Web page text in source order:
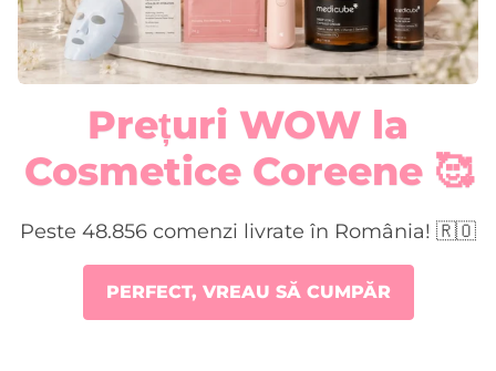
Prețuri WOW la
Cosmetice Coreene 🥰
Peste 48.856 comenzi livrate în România! 🇷🇴
PERFECT, VREAU SĂ CUMPĂR